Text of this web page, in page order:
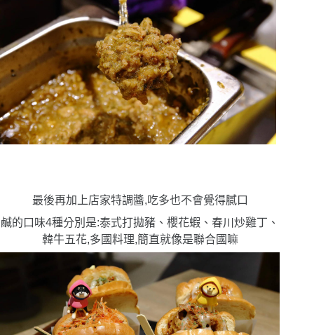
最後再加上店家特調醬,吃多也不會覺得膩口
鹹的口味4種分別是:泰式打拋豬、櫻花蝦、春川炒雞丁、
韓牛五花,多國料理,簡直就像是聯合國嘛